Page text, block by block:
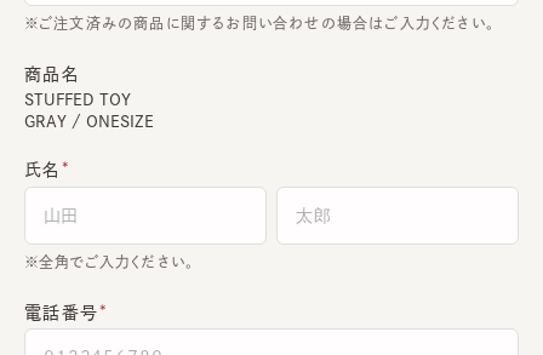
ご注文済みの商品に関するお問い合わせの場合はご入力ください。
商品名
STUFFED TOY
GRAY / ONESIZE
氏名
全角でご入力ください。
電話番号